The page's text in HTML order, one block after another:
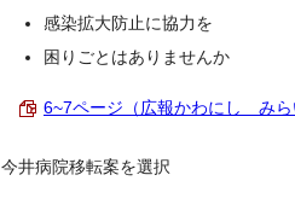
感染拡大防止に協力を
困りごとはありませんか
6~7ページ（広報かわにし み
今井病院移転案を選択